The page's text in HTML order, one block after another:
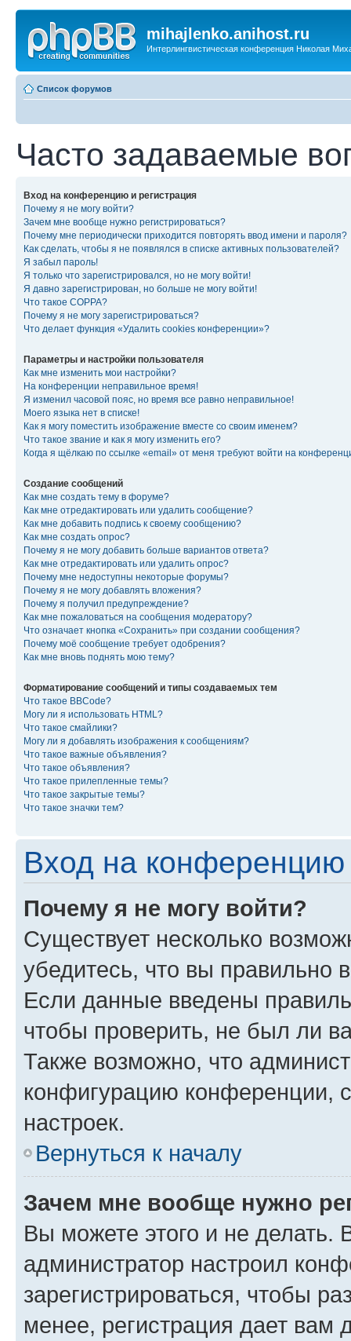
mihajlenko.anihost.ru
Интерлингвистическая конференция Николая
Список форумов
Часто задаваемые
Вход на конференцию и регистрация
Почему я не могу войти?
Зачем мне вообще нужно регистрироваться?
Почему мне периодически приходится повторять ввод имени и пароля?
Как сделать, чтобы я не появлялся в списке активных пользователей?
Я забыл пароль!
Я только что зарегистрировался, но не могу войти!
Я давно зарегистрирован, но больше не могу войти!
Что такое COPPA?
Почему я не могу зарегистрироваться?
Что делает функция «Удалить cookies конференции»?
Параметры и настройки пользователя
Как мне изменить мои настройки?
На конференции неправильное время!
Я изменил часовой пояс, но время все равно неправильное!
Моего языка нет в списке!
Как я могу поместить изображение вместе со своим именем?
Что такое звание и как я могу изменить его?
Когда я щёлкаю по ссылке «email» от меня требуют войти на
Создание сообщений
Как мне создать тему в форуме?
Как мне отредактировать или удалить сообщение?
Как мне добавить подпись к своему сообщению?
Как мне создать опрос?
Почему я не могу добавить больше вариантов ответа?
Как мне отредактировать или удалить опрос?
Почему мне недоступны некоторые форумы?
Почему я не могу добавлять вложения?
Почему я получил предупреждение?
Как мне пожаловаться на сообщения модератору?
Что означает кнопка «Сохранить» при создании сообщения?
Почему моё сообщение требует одобрения?
Как мне вновь поднять мою тему?
Форматирование сообщений и типы создаваемых тем
Что такое BBCode?
Могу ли я использовать HTML?
Что такое смайлики?
Могу ли я добавлять изображения к сообщениям?
Что такое важные объявления?
Что такое объявления?
Что такое прилепленные темы?
Что такое закрытые темы?
Что такое значки тем?
Вход на конференцию
Почему я не могу войти?
Существует несколько
убедитесь, что вы правильно
Если данные введены
чтобы проверить, не был ли
Также возможно, что
конфигурацию конференции,
настроек.
Вернуться к началу
Зачем мне вообще нужно
Вы можете этого и не делать.
администратор настроил
зарегистрироваться, чтобы
менее, регистрация дает вам